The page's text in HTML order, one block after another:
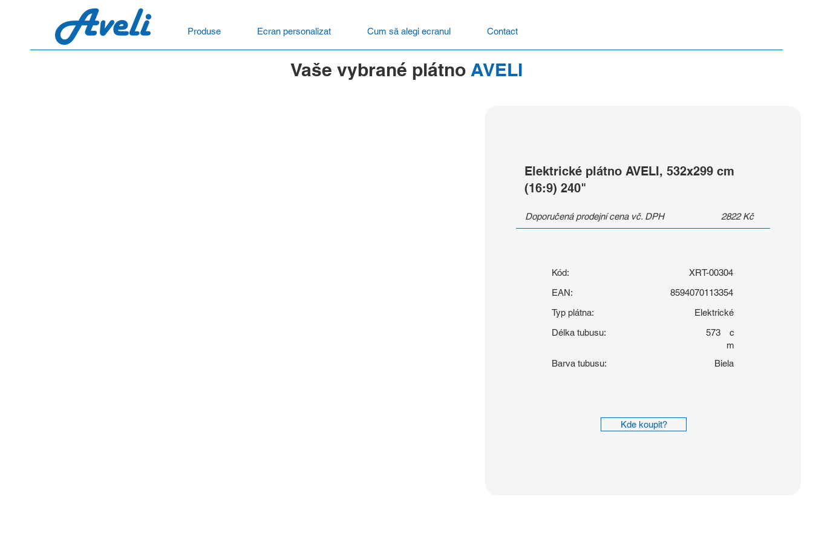
Produse Ecran personalizat Cum să alegi ecranul Contact
Vaše vybrané plátno AVELI
Elektrické plátno AVELI, 532x299 cm
(16:9) 240"
Doporučená prodejní cena vč. DPH 2822 Kč
Kód:
XRT-00304
EAN:
8594070113354
Typ plátna:
Elektrické
Délka tubusu:
573
c
m
Barva tubusu:
Biela
Kde koupit?